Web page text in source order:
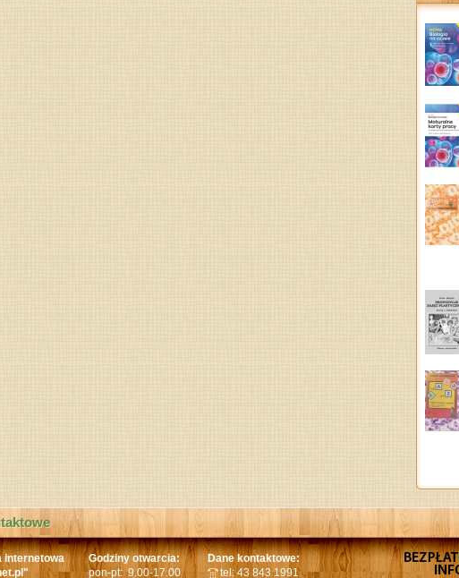
internetowa
Godziny otwarcia:
pon-pt: 9.00-17.00
Dane kontaktowe:
tel: 43 843 1991